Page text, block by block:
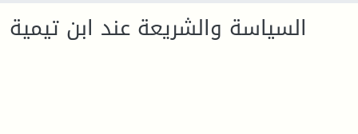
السياسة والشريعة عند ابن تيمية